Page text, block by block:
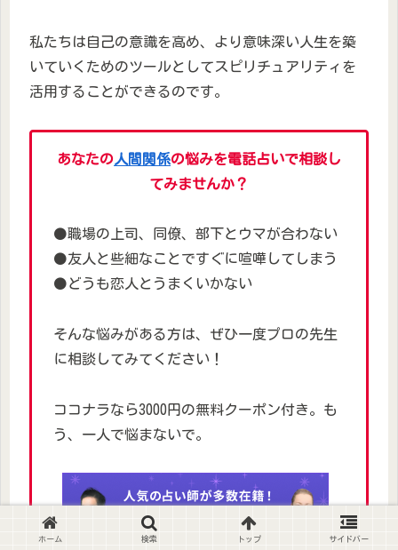
私たちは自己の意識を高め、より意味深い人生を築
いていくためのツールとしてスピリチュアリティを
活用することができるのです。
あなたの人間関係の悩みを電話占いで相談し
てみませんか？
⚫職場の上司、同僚、部下とウマが合わない
⚫友人と些細なことですぐに喧嘩してしまう
⚫どうも恋人とうまくいかない
そんな悩みがある方は、ぜひ一度プロの先生
に相談してみてください！
ココナラなら3000円の無料クーポン付き。も
う、一人で悩まないで。
ホーム 検索 トップ サイドバー